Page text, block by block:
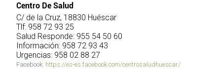
Centro De Salud
C/ de la Cruz, 18830 Huéscar
Tlf: 958 72 93 25
Salud Responde: 955 54 50 60
Información: 958 72 93 43
Urgencias: 958 02 88 27
Facebook: https://es-es.facebook.com/centrosaludhuescar/